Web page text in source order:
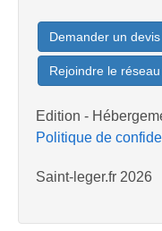
Demander un devis
Rejoindre le
Edition -
Politique de
Saint-leger.fr 2026